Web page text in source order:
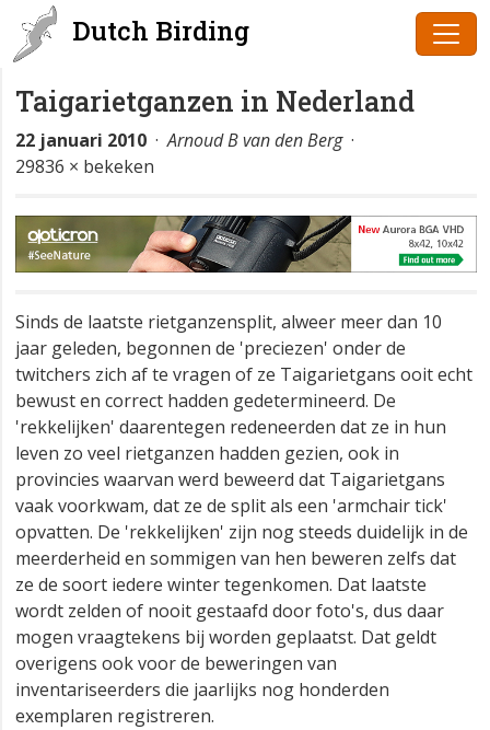
Dutch Birding
Taigarietganzen in Nederland
22 januari 2010 ·Arnoud B van den Berg·
29836 × bekeken
Sinds de laatste rietganzensplit, alweer meer dan 10
jaar geleden, begonnen de 'preciezen' onder de
twitchers zich af te vragen of ze Taigarietgans ooit echt
bewust en correct hadden gedetermineerd. De
'rekkelijken' daarentegen redeneerden dat ze in hun
leven zo veel rietganzen hadden gezien, ook in
provincies waarvan werd beweerd dat Taigarietgans
vaak voorkwam, dat ze de split als een 'armchair tick'
opvatten. De 'rekkelijken' zijn nog steeds duidelijk in de
meerderheid en sommigen van hen beweren zelfs dat
ze de soort iedere winter tegenkomen. Dat laatste
wordt zelden of nooit gestaafd door foto's, dus daar
mogen vraagtekens bij worden geplaatst. Dat geldt
overigens ook voor de beweringen van
inventariseerders die jaarlijks nog honderden
exemplaren registreren.